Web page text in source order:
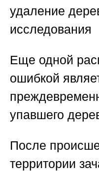
удаление
исследования
Еще одной
ошибкой
упавшего
После
территории